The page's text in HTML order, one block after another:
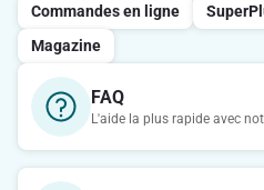
Commandes en ligne
Magazine
FAQ
L'aide la plus rapide avec